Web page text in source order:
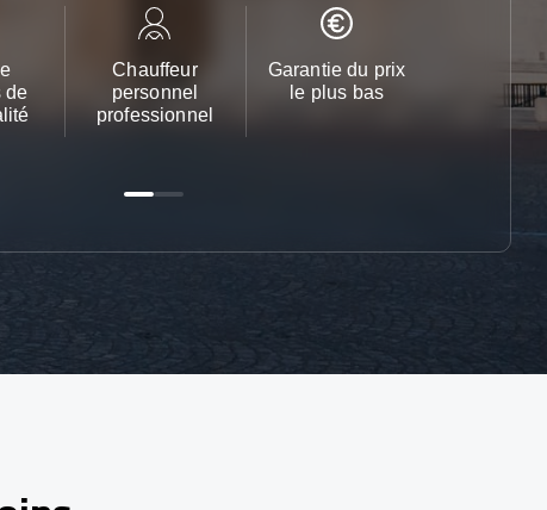
de
Chauffeur
personnel
professionnel
Garantie du prix
le plus bas
Service
24h/24